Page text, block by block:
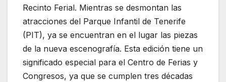
Recinto Ferial. Mientras se desmontan las
atracciones del Parque Infantil de Tenerife
(PIT), ya se encuentran en el lugar las piezas
de la nueva escenografía. Esta edición tiene un
significado especial para el Centro de Ferias y
Congresos, ya que se cumplen tres décadas